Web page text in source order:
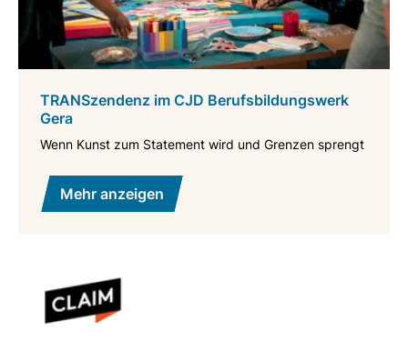
TRANSzendenz im CJD Berufsbildungswerk
Gera
Wenn Kunst zum Statement wird und Grenzen sprengt
Mehr anzeigen